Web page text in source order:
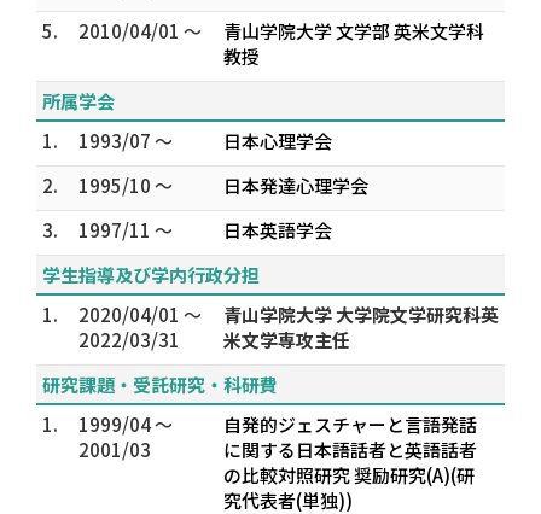
5.
2010/04/01 ～
青山学院大学 文学部 英米文学科
教授
所属学会
1.
1993/07 ～
日本心理学会
2.
1995/10 ～
日本発達心理学会
3.
1997/11 ～
日本英語学会
学生指導及び学内行政分担
1.
2020/04/01 ～
2022/03/31
青山学院大学 大学院文学研究科英
米文学専攻主任
研究課題・受託研究・科研費
1.
1999/04 ～
2001/03
自発的ジェスチャーと言語発話
に関する日本語話者と英語話者
の比較対照研究 奨励研究(A)(研
究代表者(単独))